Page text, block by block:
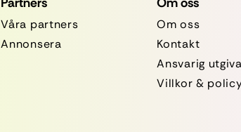
Våra partners
Annonsera
Om oss
Kontakt
Ansvarig
Villkor &